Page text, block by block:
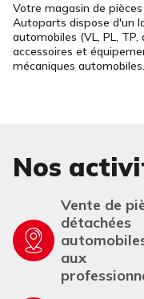
Votre magasin de
Autoparts dispose d'un
automobiles (VL, PL,
accessoires et
mécaniques
Nos
Vente de
détachées
aux